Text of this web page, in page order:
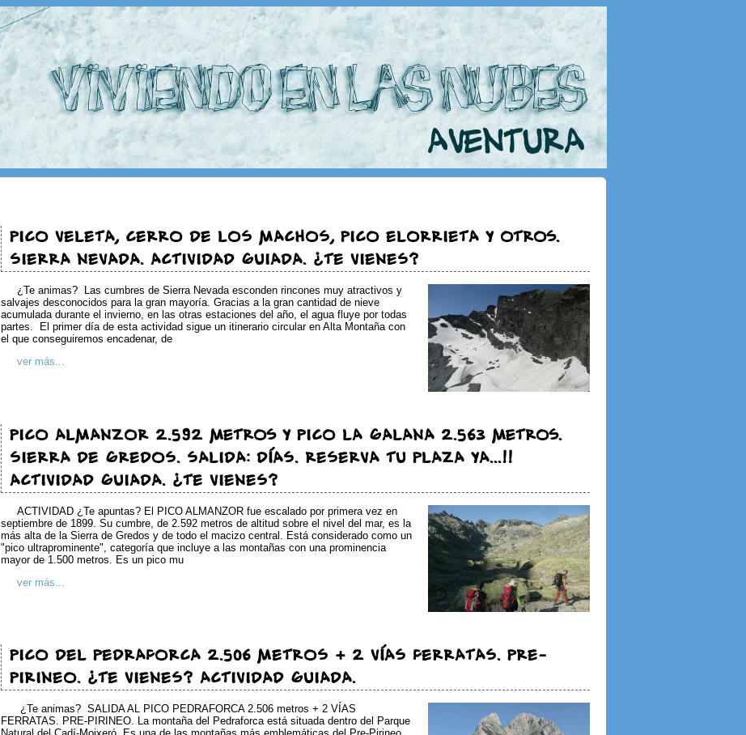
PICO VELETA, CERRO DE LOS MACHOS, PICO ELORRIETA y otros.
SIERRA NEVADA. ACTIVIDAD GUIADA. ¿TE VIENES?
¿Te animas? Las cumbres de Sierra Nevada esconden rincones muy atractivos y
salvajes desconocidos para la gran mayoría. Gracias a la gran cantidad de nieve
acumulada durante el invierno, en las otras estaciones del año, el agua fluye por todas
partes. El primer día de esta actividad sigue un itinerario circular en Alta Montaña con
el que conseguiremos encadenar, de
ver más...
PICO ALMANZOR 2.592 metros Y PICO LA GALANA 2.563 metros.
SIERRA DE GREDOS. SALIDA: DÍAS. RESERVA TU PLAZA YA...!!
ACTIVIDAD GUIADA. ¿TE VIENES?
ACTIVIDAD ¿Te apuntas? El PICO ALMANZOR fue escalado por primera vez en
septiembre de 1899. Su cumbre, de 2.592 metros de altitud sobre el nivel del mar, es la
más alta de la Sierra de Gredos y de todo el macizo central. Está considerado como un
"pico ultraprominente", categoría que incluye a las montañas con una prominencia
mayor de 1.500 metros. Es un pico mu
ver más...
PICO DEL PEDRAFORCA 2.506 METROS + 2 VÍAS FERRATAS. PRE-
PIRINEO. ¿TE VIENES? ACTIVIDAD GUIADA.
¿Te animas? SALIDA AL PICO PEDRAFORCA 2.506 metros + 2 VÍAS
FERRATAS. PRE-PIRINEO. La montaña del Pedraforca está situada dentro del Parque